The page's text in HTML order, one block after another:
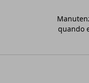
quando